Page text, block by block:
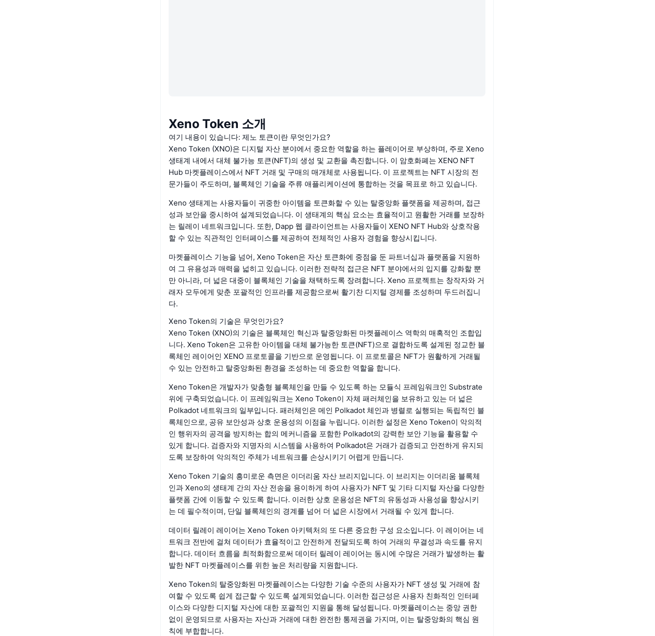
Xeno Token 소개
여기 내용이 있습니다: 제노 토큰이란 무엇인가요?
Xeno Token (XNO)은 디지털 자산 분야에서 중요한 역할을 하는 플레이어로 부상하며, 주로 Xeno
생태계 내에서 대체 불가능 토큰(NFT)의 생성 및 교환을 촉진합니다. 이 암호화폐는 XENO NFT
Hub 마켓플레이스에서 NFT 거래 및 구매의 매개체로 사용됩니다. 이 프로젝트는 NFT 시장의 전
문가들이 주도하며, 블록체인 기술을 주류 애플리케이션에 통합하는 것을 목표로 하고 있습니다.
Xeno 생태계는 사용자들이 귀중한 아이템을 토큰화할 수 있는 탈중앙화 플랫폼을 제공하며, 접근
성과 보안을 중시하여 설계되었습니다. 이 생태계의 핵심 요소는 효율적이고 원활한 거래를 보장하
는 릴레이 네트워크입니다. 또한, Dapp 웹 클라이언트는 사용자들이 XENO NFT Hub와 상호작용
할 수 있는 직관적인 인터페이스를 제공하여 전체적인 사용자 경험을 향상시킵니다.
마켓플레이스 기능을 넘어, Xeno Token은 자산 토큰화에 중점을 둔 파트너십과 플랫폼을 지원하
여 그 유용성과 매력을 넓히고 있습니다. 이러한 전략적 접근은 NFT 분야에서의 입지를 강화할 뿐
만 아니라, 더 넓은 대중이 블록체인 기술을 채택하도록 장려합니다. Xeno 프로젝트는 창작자와 거
래자 모두에게 맞춘 포괄적인 인프라를 제공함으로써 활기찬 디지털 경제를 조성하며 두드러집니
다.
Xeno Token의 기술은 무엇인가요?
Xeno Token (XNO)의 기술은 블록체인 혁신과 탈중앙화된 마켓플레이스 역학의 매혹적인 조합입
니다. Xeno Token은 고유한 아이템을 대체 불가능한 토큰(NFT)으로 결합하도록 설계된 정교한 블
록체인 레이어인 XENO 프로토콜을 기반으로 운영됩니다. 이 프로토콜은 NFT가 원활하게 거래될
수 있는 안전하고 탈중앙화된 환경을 조성하는 데 중요한 역할을 합니다.
Xeno Token은 개발자가 맞춤형 블록체인을 만들 수 있도록 하는 모듈식 프레임워크인 Substrate
위에 구축되었습니다. 이 프레임워크는 Xeno Token이 자체 패러체인을 보유하고 있는 더 넓은
Polkadot 네트워크의 일부입니다. 패러체인은 메인 Polkadot 체인과 병렬로 실행되는 독립적인 블
록체인으로, 공유 보안성과 상호 운용성의 이점을 누립니다. 이러한 설정은 Xeno Token이 악의적
인 행위자의 공격을 방지하는 합의 메커니즘을 포함한 Polkadot의 강력한 보안 기능을 활용할 수
있게 합니다. 검증자와 지명자의 시스템을 사용하여 Polkadot은 거래가 검증되고 안전하게 유지되
도록 보장하여 악의적인 주체가 네트워크를 손상시키기 어렵게 만듭니다.
Xeno Token 기술의 흥미로운 측면은 이더리움 자산 브리지입니다. 이 브리지는 이더리움 블록체
인과 Xeno의 생태계 간의 자산 전송을 용이하게 하여 사용자가 NFT 및 기타 디지털 자산을 다양한
플랫폼 간에 이동할 수 있도록 합니다. 이러한 상호 운용성은 NFT의 유동성과 사용성을 향상시키
는 데 필수적이며, 단일 블록체인의 경계를 넘어 더 넓은 시장에서 거래될 수 있게 합니다.
데이터 릴레이 레이어는 Xeno Token 아키텍처의 또 다른 중요한 구성 요소입니다. 이 레이어는 네
트워크 전반에 걸쳐 데이터가 효율적이고 안전하게 전달되도록 하여 거래의 무결성과 속도를 유지
합니다. 데이터 흐름을 최적화함으로써 데이터 릴레이 레이어는 동시에 수많은 거래가 발생하는 활
발한 NFT 마켓플레이스를 위한 높은 처리량을 지원합니다.
Xeno Token의 탈중앙화된 마켓플레이스는 다양한 기술 수준의 사용자가 NFT 생성 및 거래에 참
여할 수 있도록 쉽게 접근할 수 있도록 설계되었습니다. 이러한 접근성은 사용자 친화적인 인터페
이스와 다양한 디지털 자산에 대한 포괄적인 지원을 통해 달성됩니다. 마켓플레이스는 중앙 권한
없이 운영되므로 사용자는 자산과 거래에 대한 완전한 통제권을 가지며, 이는 탈중앙화의 핵심 원
칙에 부합합니다.